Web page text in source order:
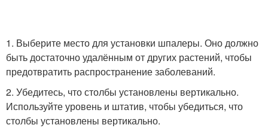
1. Выберите место для установки шпалеры. Оно должно
быть достаточно удалённым от других растений, чтобы
предотвратить распространение заболеваний.
2. Убедитесь, что столбы установлены вертикально.
Используйте уровень и штатив, чтобы убедиться, что
столбы установлены вертикально.